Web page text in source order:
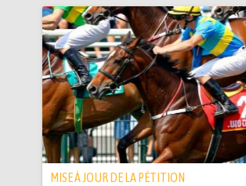
MISE À JOUR DE LA PÉTITION